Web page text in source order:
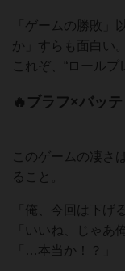
「ゲームの勝敗」
か」すらも面白い。
これぞ、“ロールプ
🔥ブラフ×バッ
このゲームの凄さ
ること。
「俺、今回は下げ
「いいね、じゃあ
「…本当か！？」